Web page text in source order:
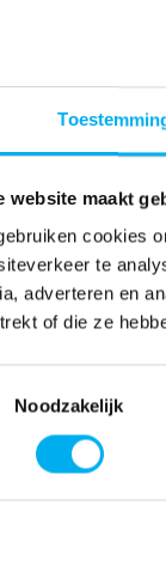
website maakt
cookies
te
adverteren en
of die ze
Noodzakelijk